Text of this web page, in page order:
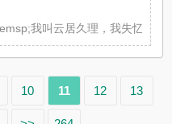
我叫云居久理，我失忆了
10 11 12 13